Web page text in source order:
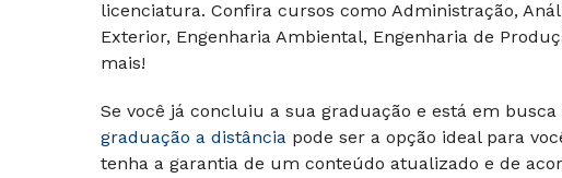
licenciatura. Confira cursos como Administração,
Exterior, Engenharia Ambiental, Engenharia de
mais!
Se você já concluiu a sua graduação e está em
graduação a distância pode ser a opção ideal para
tenha a garantia de um conteúdo atualizado e de